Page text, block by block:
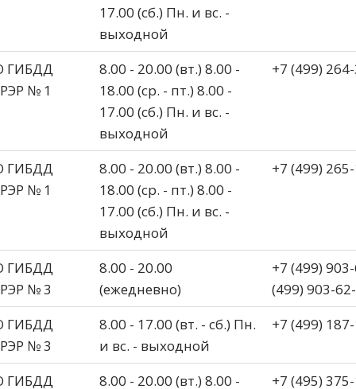
17.00 (сб.) Пн. и вс. -
выходной
ГИБДД
№ 1
8.00 - 20.00 (вт.) 8.00 -
18.00 (ср. - пт.) 8.00 -
17.00 (сб.) Пн. и вс. -
выходной
+7 (499)
ГИБДД
№ 1
8.00 - 20.00 (вт.) 8.00 -
18.00 (ср. - пт.) 8.00 -
17.00 (сб.) Пн. и вс. -
выходной
+7 (499)
ГИБДД
№ 3
8.00 - 20.00
(ежедневно)
+7 (499)
(499) 903-
ГИБДД
№ 3
8.00 - 17.00 (вт. - сб.) Пн.
и вс. - выходной
+7 (499)
ГИБДД
8.00 - 20.00 (вт.) 8.00 -
+7 (495)